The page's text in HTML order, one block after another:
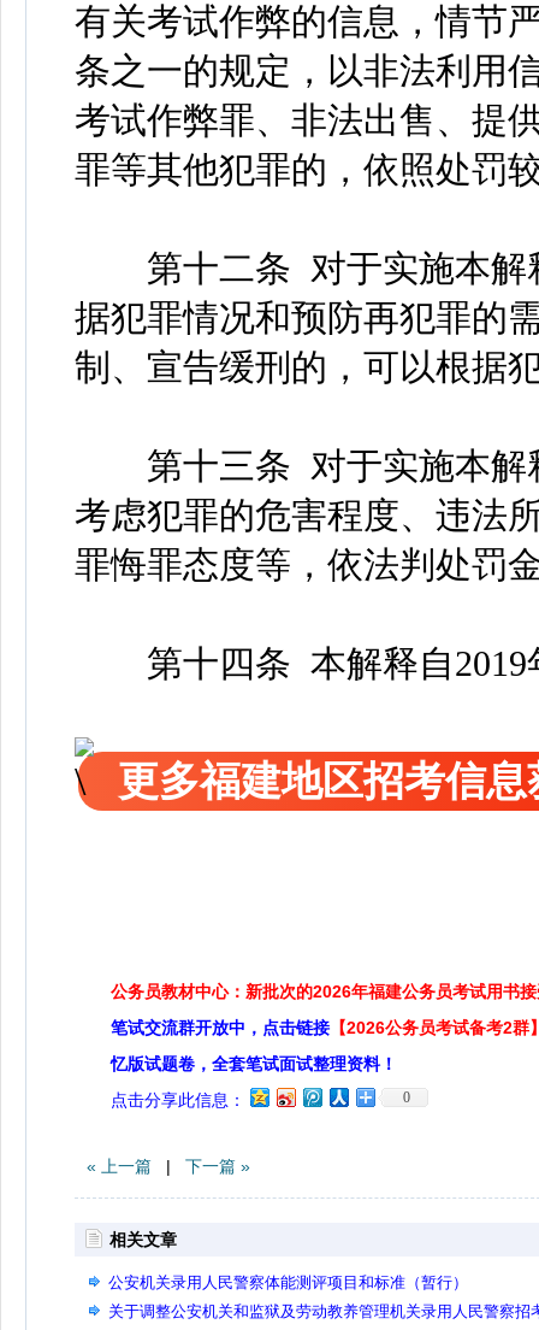
有关考试作弊的信息，情节
条之一的规定，以非法利用
考试作弊罪、非法出售、提
罪等其他犯罪的，依照处罚
第十二条 对于实施本解
据犯罪情况和预防再犯罪的
制、宣告缓刑的，可以根据
第十三条 对于实施本解
考虑犯罪的危害程度、违法
罪悔罪态度等，依法判处罚
第十四条 本解释自2019
更多福建地区招考信息
公务员教材中心：新批次的2026年福建公务员考试用书
笔试交流群开放中，点击链接 【2026公务员考试备考2群
忆版试题卷，全套笔试面试整理资料！
点击分享此信息：
0
« 上一篇 | 下一篇 »
相关文章
公安机关录用人民警察体能测评项目和标准（暂行）
关于调整公安机关和监狱及劳动教养管理机关录用人民警察招